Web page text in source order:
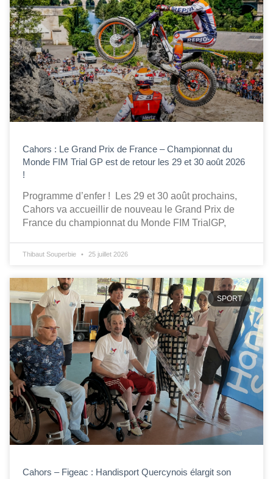
Cahors : Le Grand Prix de France – Championnat du
Monde FIM Trial GP est de retour les 29 et 30 août 2026
!
Programme d’enfer ! Les 29 et 30 août prochains,
Cahors va accueillir de nouveau le Grand Prix de
France du championnat du Monde FIM TrialGP,
Thibaut Souperbie 25 juillet 2026
SPORT
Cahors – Figeac : Handisport Quercynois élargit son